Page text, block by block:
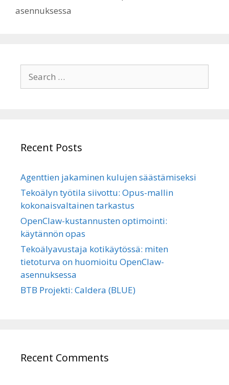
asennuksessa
for:
Recent Posts
Agenttien jakaminen kulujen säästämiseksi
Tekoälyn työtila siivottu: Opus-mallin
kokonaisvaltainen tarkastus
OpenClaw-kustannusten optimointi:
käytännön opas
Tekoälyavustaja kotikäytössä: miten
tietoturva on huomioitu OpenClaw-
asennuksessa
BTB Projekti: Caldera (BLUE)
Recent Comments